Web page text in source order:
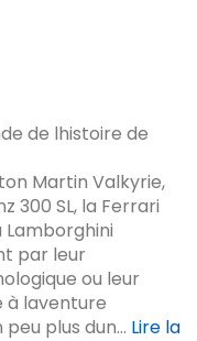
de lhistoire de
Martin Valkyrie,
300 SL, la Ferrari
Lamborghini
par leur
ou leur
laventure
plus dun... Lire la